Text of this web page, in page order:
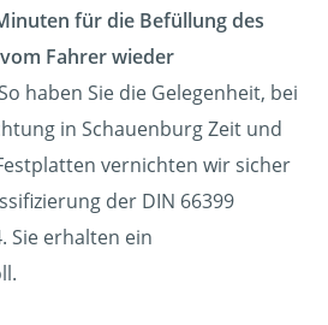
für die Befüllung des
Fahrer wieder
haben Sie die Gelegenheit, bei
in Schauenburg Zeit und
vernichten wir sicher
der DIN 66399
Sie erhalten ein